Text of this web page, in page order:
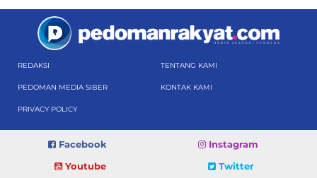
REDAKSI TENTANG KAMI
PEDOMAN MEDIA SIBER KONTAK KAMI
PRIVACY POLICY
Facebook
Instagram
Youtube
Twitter